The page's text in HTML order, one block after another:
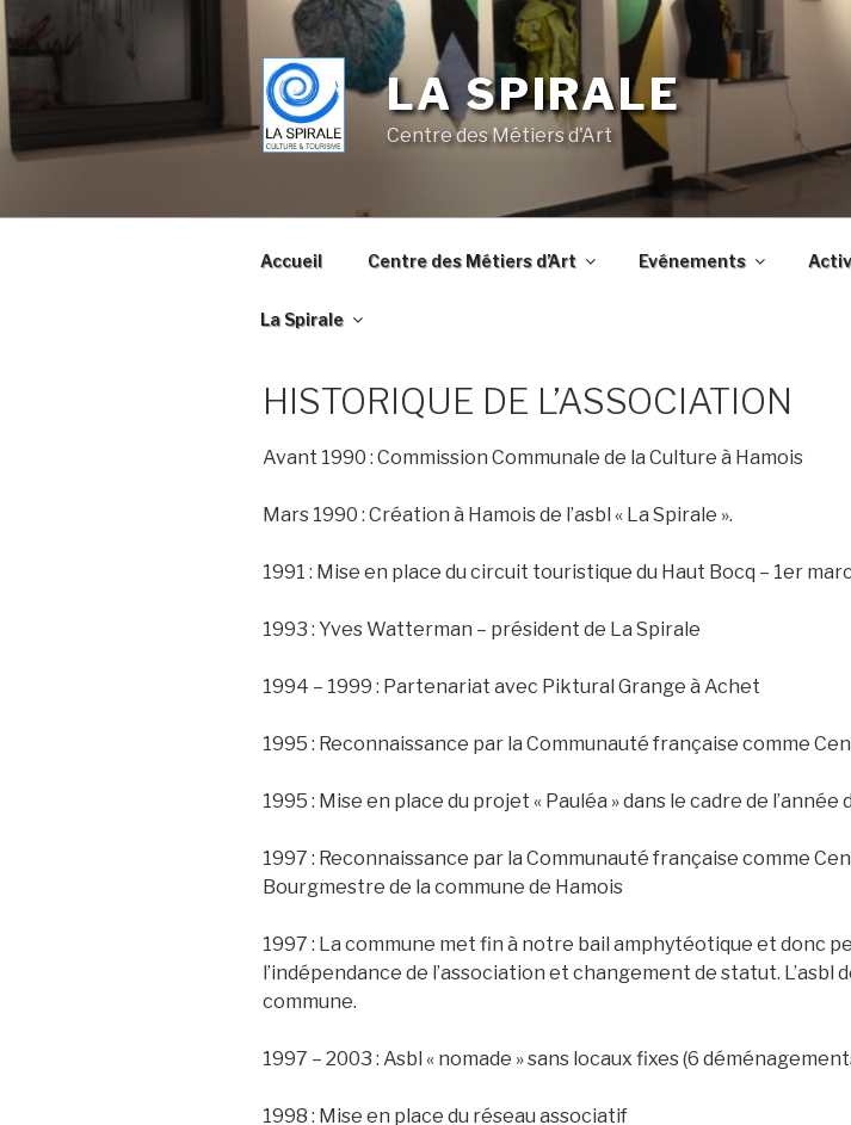
Skip
to
content
LA SPIRALE
Centre des Métiers d'Art
Accueil Centre des Métiers d’Art Evénements
La Spirale
HISTORIQUE DE L’ASSOCIATION
Avant 1990 : Commission Communale de la Culture à Hamois
Mars 1990 : Création à Hamois de l’asbl « La Spirale ».
1991 : Mise en place du circuit touristique du Haut Bocq – 1er
1993 : Yves Watterman – président de La Spirale
1994 – 1999 : Partenariat avec Piktural Grange à Achet
1995 : Reconnaissance par la Communauté française comme
1995 : Mise en place du projet « Pauléa » dans le cadre de
1997 : Reconnaissance par la Communauté française comme
Bourgmestre de la commune de Hamois
1997 : La commune met fin à notre bail amphytéotique et donc
l’indépendance de l’association et changement de statut.
commune.
1997 – 2003 : Asbl « nomade » sans locaux fixes (6
1998 : Mise en place du réseau associatif